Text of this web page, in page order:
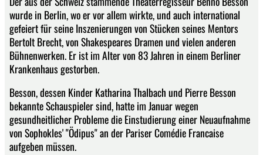
wurde in Berlin, wo er vor allem wirkte, und auch international
gefeiert für seine Inszenierungen von Stücken seines Mentors
Bertolt Brecht, von Shakespeares Dramen und vielen anderen
Bühnenwerken. Er ist im Alter von 83 Jahren in einem Berliner
Krankenhaus gestorben.
Besson, dessen Kinder Katharina Thalbach und Pierre Besson
bekannte Schauspieler sind, hatte im Januar wegen
gesundheitlicher Probleme die Einstudierung einer Neuaufnahme
von Sophokles' "Ödipus" an der Pariser Comédie Francaise
aufgeben müssen.